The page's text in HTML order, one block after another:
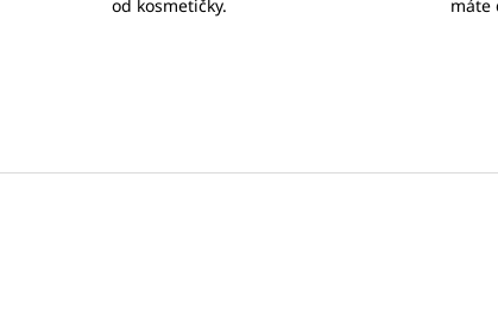
od kosmetičky.
máte